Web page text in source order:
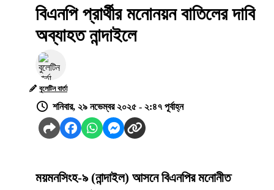
বিএনপি প্রার্থীর মনোনয়ন বাতিলের দাবি
অব্যাহত নান্দাইলে
বুলেটিন বার্তা
শনিবার, ২৯ নভেম্বর ২০২৫ - ২:৪৭ পূর্বাহ্ন
ময়মনসিংহ-৯ (নান্দাইল) আসনে বিএনপির মনোনীত